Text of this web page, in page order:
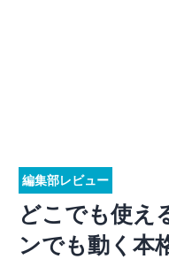
編集部レビュー
どこでも使
ンでも動く本